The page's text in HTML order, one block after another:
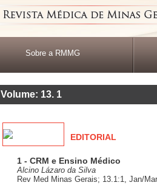
Sobre a RMMG
Volume: 13. 1
EDITORIAL
1 - CRM e Ensino Médico
Alcino Lázaro da Silva
Rev Med Minas Gerais; 13.1:1, Jan/